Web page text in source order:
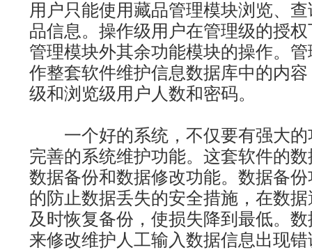
用户只能使用藏品管理模块浏览、
品信息。操作级用户在管理级的授
管理模块外其余功能模块的操作。
作整套软件维护信息数据库中的内
级和浏览级用户人数和密码。
一个好的系统，不仅要有强大的
完善的系统维护功能。这套软件的
数据备份和数据修改功能。数据备
的防止数据丢失的安全措施，在数
及时恢复备份，使损失降到最低。
来修改维护人工输入数据信息出现